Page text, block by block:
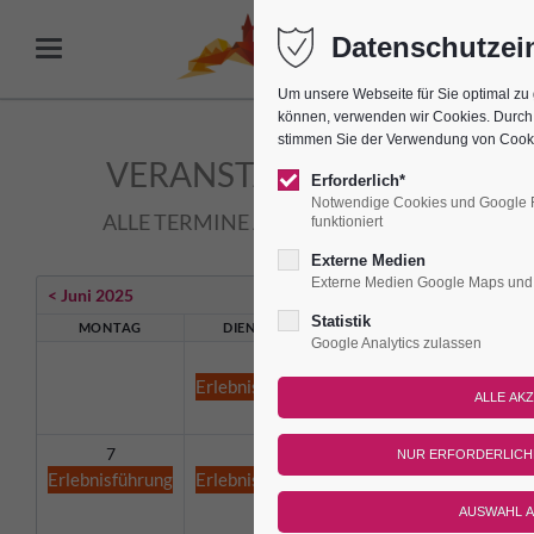
Um unsere Webseite für Sie optimal
können, verwenden wir Cookies.
stimmen Sie der Verwendung von
Erforderlich*
Notwendige Cookies und Google
funktioniert
Externe Medien
Externe Medien Google Maps
Statistik
Google Analytics zulassen
VERANSTALTUNGEN
ALLE TERMINE AUF EINEN BLICK!
< Juni 2025
MONTAG DIENSTAG MITTWOCH
Erlebnisführung
7
Erlebnisführung Erlebnisführung
9
Erlebnisführung